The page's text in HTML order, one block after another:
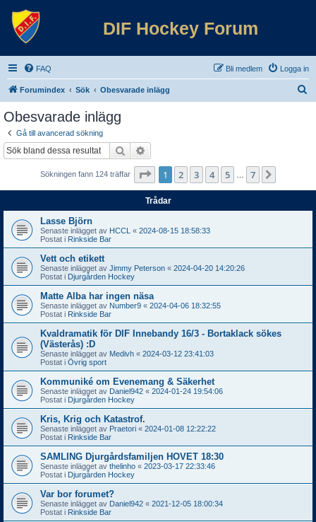
DIF Hockey Forum
FAQ Logga in
Bli medlem
Forumindex Sök Obesvarade inlägg
Obesvarade inlägg
Gå till avancerad sökning
Sök
Sökningen fann 124 träffar Sida av 7
1 2 3 4 5 7
Trådar
Lasse Björn
Senaste inlägget av HCCL « 2024-08-15 18:58:33
Postat i Rinkside Bar
Vett och etikett
Senaste inlägget av Jimmy Peterson « 2024-04-20 14:20:26
Postat i Djurgården Hockey
Matte Alba har ingen näsa
Senaste inlägget av Number9 « 2024-04-06 18:32:55
Postat i Rinkside Bar
Kvaldramatik för DIF Innebandy 16/3 - Bortaklack sökes
(Västerås) :D
Senaste inlägget av Medivh « 2024-03-12 23:41:03
Postat i Övrig sport
Kommuniké om Evenemang & Säkerhet
Senaste inlägget av Daniel942 « 2024-01-24 19:54:06
Postat i Djurgården Hockey
Kris, Krig och Katastrof.
Senaste inlägget av Praetori « 2024-01-08 12:22:22
Postat i Rinkside Bar
SAMLING Djurgårdsfamiljen HOVET 18:30
Senaste inlägget av thelinho « 2023-03-17 22:33:46
Postat i Djurgården Hockey
Var bor forumet?
Senaste inlägget av Daniel942 « 2021-12-05 18:00:34
Postat i Rinkside Bar